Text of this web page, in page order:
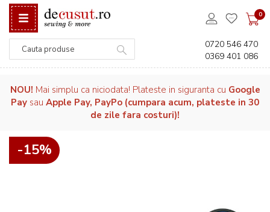
0
0720 546 470
0369 401 086
NOU! Mai simplu ca niciodata! Plateste in siguranta cu Google
Pay sau Apple Pay, PayPo (cumpara acum, plateste in 30
de zile fara costuri)!
-15%